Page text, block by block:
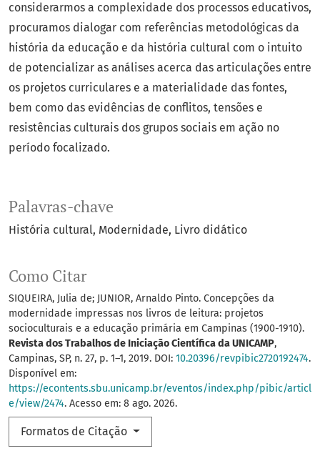
Palavras-chave
História cultural Modernidade Livro didático
Como Citar
SIQUEIRA, Julia de; JUNIOR, Arnaldo Pinto. Concepções da
modernidade impressas nos livros de leitura: projetos
socioculturais e a educação primária em Campinas (1900-1910).
Revista dos Trabalhos de Iniciação Científica da UNICAMP,
Campinas, SP, n. 27, p. 1–1, 2019. DOI: 10.20396/revpibic2720192474.
Disponível em:
https://econtents.sbu.unicamp.br/eventos/index.php/pibic/articl
e/view/2474. Acesso em: 8 ago. 2026.
Formatos de Citação
considerarmos a complexidade dos processos educativos,
procuramos dialogar com referências metodológicas da
história da educação e da história cultural com o intuito
de potencializar as análises acerca das articulações entre
os projetos curriculares e a materialidade das fontes,
bem como das evidências de conflitos, tensões e
resistências culturais dos grupos sociais em ação no
período focalizado.